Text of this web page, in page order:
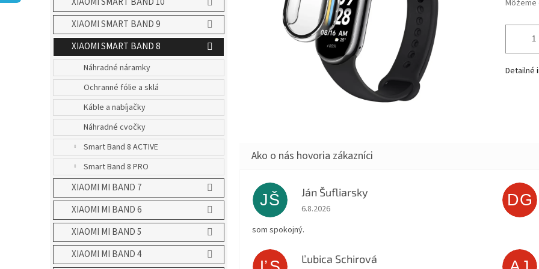
XIAOMI SMART BAND 9
XIAOMI SMART BAND 8
Náhradné náramky
Ochranné fólie a sklá
Káble a nabíjačky
Náhradné cvočky
Smart Band 8 ACTIVE
Smart Band 8 PRO
XIAOMI MI BAND 7
XIAOMI MI BAND 6
XIAOMI MI BAND 5
XIAOMI MI BAND 4
Detailné
JŠ Ján Šufliarsky
Hodnotenie obchodu je 5 z 5 hviezdičiek.
6.8.2026
som spokojný.
DG
Ľubica Schirová